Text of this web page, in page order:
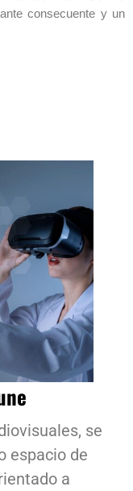
consecuente y un
se
espacio de
a